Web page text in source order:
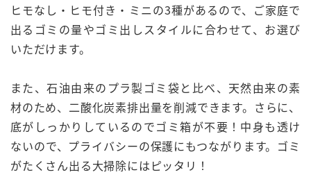
ヒモなし・ヒモ付き・ミニの3種があるので、ご家庭で
出るゴミの量やゴミ出しスタイルに合わせて、お選び
いただけます。
また、石油由来のプラ製ゴミ袋と比べ、天然由来の素
材のため、 二酸化炭素排出量を削減できます。さらに、
底がしっかりしているのでゴミ箱が不要！中身も透け
ないので、 プライバシーの保護にもつながります。ゴミ
がたくさん出る大掃除にはピッタリ！